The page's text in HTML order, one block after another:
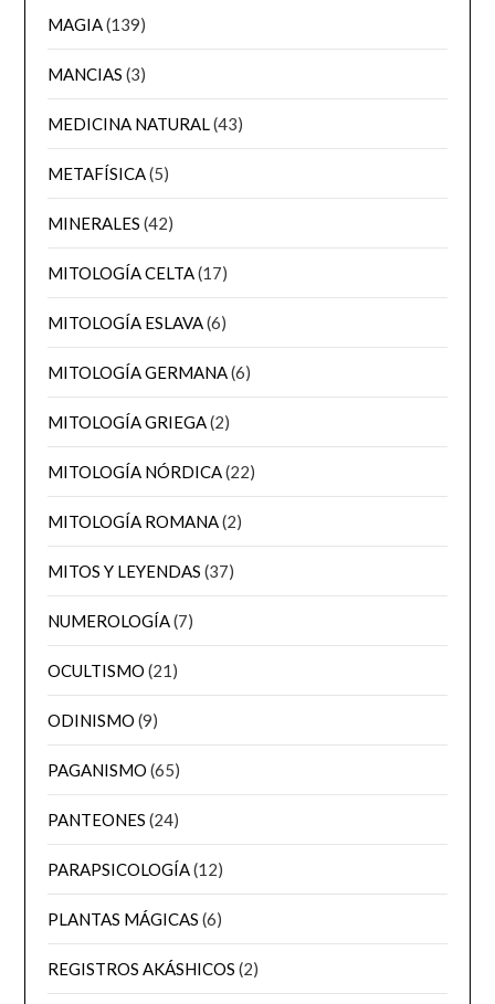
MAGIA(139)
MANCIAS (3)
MEDICINA NATURAL(43)
METAFÍSICA(5)
MINERALES (42)
MITOLOGÍA CELTA(17)
MITOLOGÍA ESLAVA(6)
MITOLOGÍA GERMANA(6)
MITOLOGÍA GRIEGA(2)
MITOLOGÍA NÓRDICA(22)
MITOLOGÍA ROMANA(2)
MITOS Y LEYENDAS (37)
NUMEROLOGÍA(7)
OCULTISMO (21)
ODINISMO (9)
PAGANISMO (65)
PANTEONES (24)
PARAPSICOLOGÍA(12)
PLANTAS MÁGICAS (6)
REGISTROS AKÁSHICOS (2)